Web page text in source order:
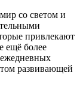
со светом и
привлекают
ещё более
ежедневных
развивающей